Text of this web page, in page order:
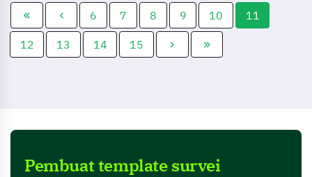
kepuasan.
6 7 8 9 10 11
12 13 14 15
Pembuat template survei